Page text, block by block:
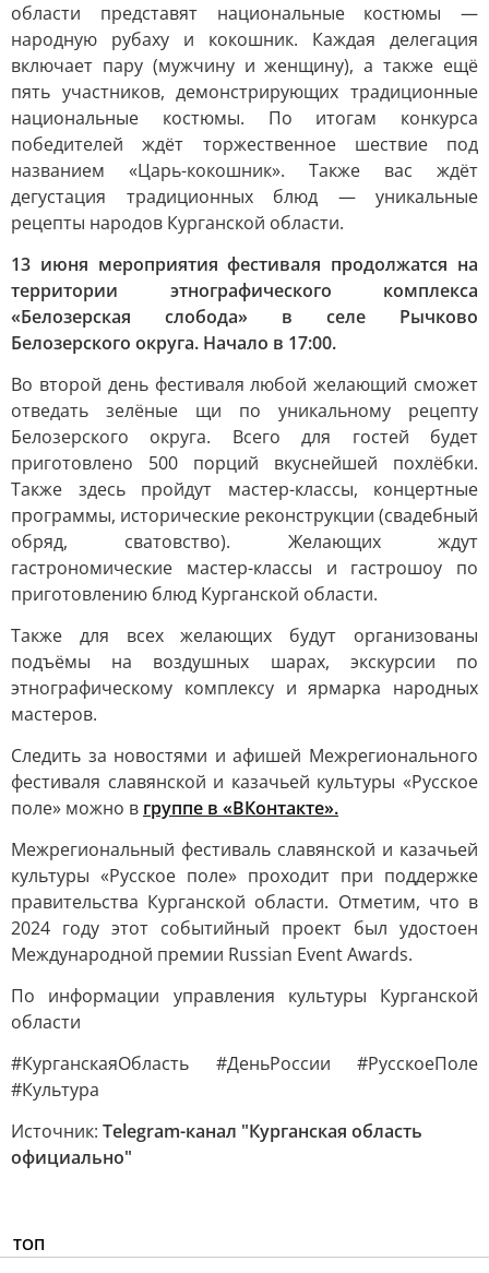
области представят национальные костюмы —
народную рубаху и кокошник. Каждая делегация
включает пару (мужчину и женщину), а также ещё
пять участников, демонстрирующих традиционные
национальные костюмы. По итогам конкурса
победителей ждёт торжественное шествие под
названием «Царь-кокошник». Также вас ждёт
дегустация традиционных блюд — уникальные
рецепты народов Курганской области.
13 июня мероприятия фестиваля продолжатся на
территории этнографического комплекса
«Белозерская слобода» в селе Рычково
Белозерского округа. Начало в 17:00.
Во второй день фестиваля любой желающий сможет
отведать зелёные щи по уникальному рецепту
Белозерского округа. Всего для гостей будет
приготовлено 500 порций вкуснейшей похлёбки.
Также здесь пройдут мастер-классы, концертные
программы, исторические реконструкции (свадебный
обряд, сватовство). Желающих ждут
гастрономические мастер-классы и гастрошоу по
приготовлению блюд Курганской области.
Также для всех желающих будут организованы
подъёмы на воздушных шарах, экскурсии по
этнографическому комплексу и ярмарка народных
мастеров.
Следить за новостями и афишей Межрегионального
фестиваля славянской и казачьей культуры «Русское
поле» можно в группе в «ВКонтакте».
Межрегиональный фестиваль славянской и казачьей
культуры «Русское поле» проходит при поддержке
правительства Курганской области. Отметим, что в
2024 году этот событийный проект был удостоен
Международной премии Russian Event Awards.
По информации управления культуры Курганской
области
#КурганскаяОбласть #ДеньРоссии #РусскоеПоле
#Культура
Источник: Telegram-канал "Курганская область
официально"
ТОП